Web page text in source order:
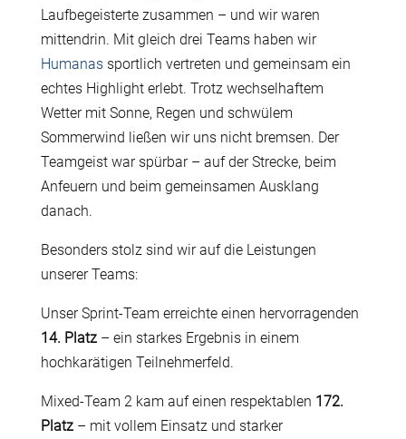
Laufbegeisterte zusammen – und wir waren
mittendrin. Mit gleich drei Teams haben wir
Humanassportlich vertreten und gemeinsam ein
echtes Highlight erlebt. Trotz wechselhaftem
Wetter mit Sonne, Regen und schwülem
Sommerwind ließen wir uns nicht bremsen. Der
Teamgeist war spürbar – auf der Strecke, beim
Anfeuern und beim gemeinsamen Ausklang
danach.
Besonders stolz sind wir auf die Leistungen
unserer Teams:
Unser Sprint-Team erreichte einen hervorragenden
14. Platz– ein starkes Ergebnis in einem
hochkarätigen Teilnehmerfeld.
Mixed-Team 2 kam auf einen respektablen 172.
Platz– mit vollem Einsatz und starker